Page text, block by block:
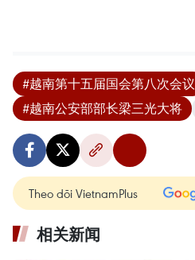
#越南第十五届国会第八次会议
#越南公安部部长梁三光大将
Theo dõi VietnamPlus
相关新闻